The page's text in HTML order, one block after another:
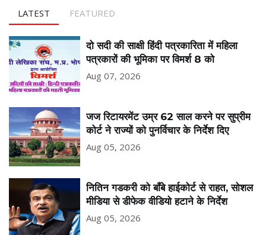
LATEST FEATURED
दो सदी की साक्षी हिंदी पत्रकारिता में महिला
पत्रकारों की भूमिका पर विमर्श 8 को
Aug 07, 2026
जज रिटायरमेंट उम्र 62 साल करने पर सुप्रीम
कोर्ट ने राज्यों को पुनर्विचार के निर्देश दिए
Aug 05, 2026
नितिन गडकरी को बॉंबे हाईकोर्ट से राहत, सोशल
मीडिया से डीफेक वीडियो हटाने के निर्देश
Aug 05, 2026